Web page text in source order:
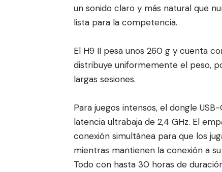
un sonido claro y más natural que
lista para la competencia.
El H9 II pesa unos 260 g y cuenta
distribuye uniformemente el peso,
largas sesiones.
Para juegos intensos, el dongle
latencia ultrabaja de 2,4 GHz. El
conexión simultánea para que los
mientras mantienen la conexión a
Todo con hasta 30 horas de